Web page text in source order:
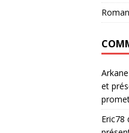
Arkane
et
Eric78